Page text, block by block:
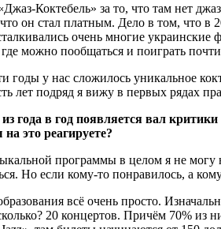
Коктебель» за то, что там нет
что он стал платным. Дело в том, что
очень многие украинские
можно пообщаться и поиграть
годы у нас сложилось уникальное
лет подряд я вижу в первых рядах
года в год появляется вал
это реагируете?
программы в целом я не могу
Но если кому-то понравилось, а
всё очень просто.
20 концертов. Причём 70% из